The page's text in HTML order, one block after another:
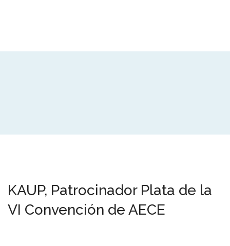
KAUP, Patrocinador Plata de la
VI Convención de AECE